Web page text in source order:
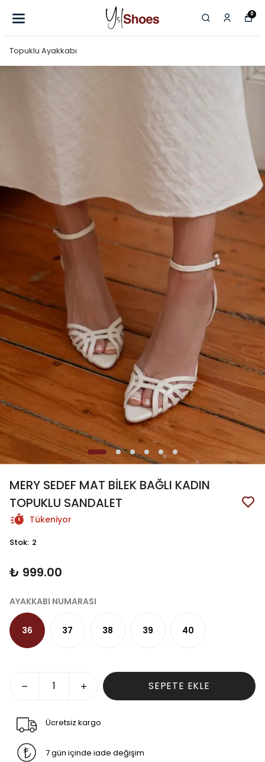
0
Topuklu Ayakkabı
MERY SEDEF MAT BİLEK BAĞLI KADIN
TOPUKLU SANDALET
Tükeniyor
Stok: 2
₺ 999.00
AYAKKABI NUMARASI
36 37 38 39 40
SEPETE EKLE
Ücretsiz kargo
7 gün içinde iade değişim